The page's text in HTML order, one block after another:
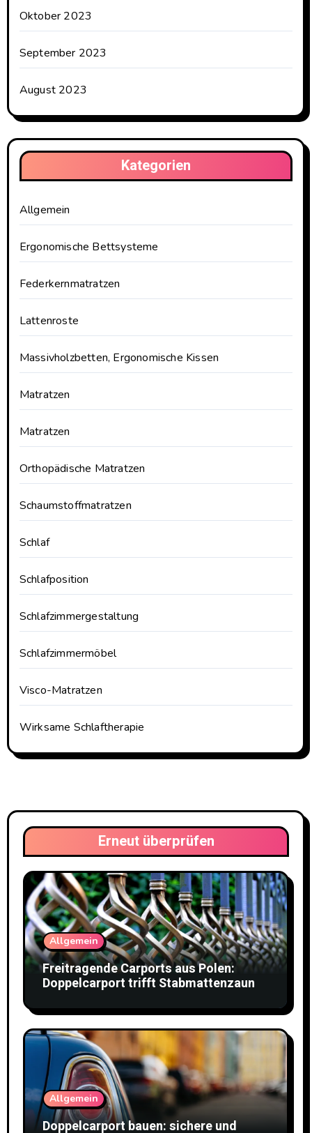
Oktober 2023
September 2023
August 2023
Kategorien
Allgemein
Ergonomische Bettsysteme
Federkernmatratzen
Lattenroste
Massivholzbetten, Ergonomische Kissen
Matratzen
Matratzen
Orthopädische Matratzen
Schaumstoffmatratzen
Schlaf
Schlafposition
Schlafzimmergestaltung
Schlafzimmermöbel
Visco-Matratzen
Wirksame Schlaftherapie
Erneut überprüfen
Allgemein
Freitragende Carports aus Polen:
Doppelcarport trifft Stabmattenzaun
Allgemein
Doppelcarport bauen: sichere und